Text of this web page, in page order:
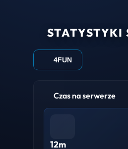
STATYSTYKI
4FUN
Czas na serwerze
12m